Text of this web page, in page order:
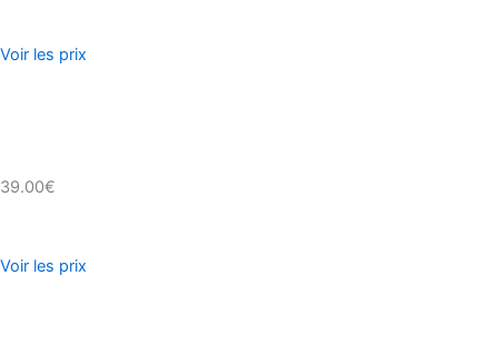
Voir les prix
39.00€
Voir les prix